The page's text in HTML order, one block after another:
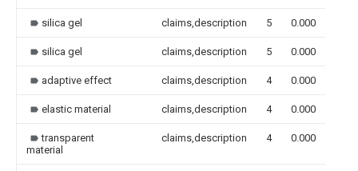
silica gel claims,description 5 0.000
silica gel claims,description 5 0.000
adaptive effect claims,description 4 0.000
elastic material claims,description 4 0.000
transparent
material
claims,description 4 0.000